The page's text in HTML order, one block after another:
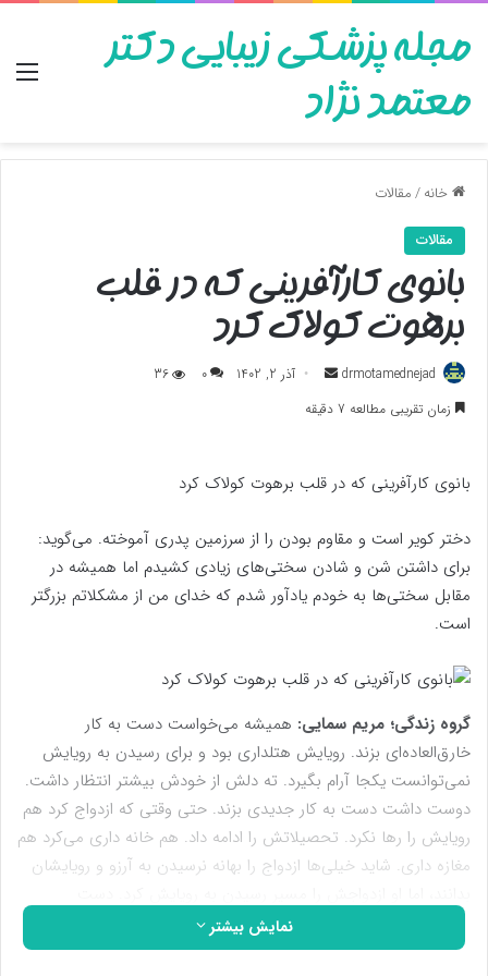
مجله پزشکی زیبایی دکتر
معتمد نژاد
خانه/مقالات
مقالات
بانوی کارآفرینی که در قلب
برهوت کولاک کرد
drmotamednejad
ارسال
به
آذر 2, 1402 0
36
زمان تقریبی مطالعه 7 دقیقه
بانوی کارآفرینی که در قلب برهوت کولاک کرد
دختر کویر است و مقاوم بودن را از سرزمین پدری آموخته. می‌گوید:
برای داشتن شن و شادن سختی‌های زیادی کشیدم اما همیشه در
مقابل سختی‌ها به خودم یادآور شدم که خدای من از مشکلاتم بزرگتر
است.
گروه زندگی؛ مریم سمایی: همیشه می‌خواست دست به کار
خارق‌العاده‌ای بزند. رویایش هتلداری بود و برای رسیدن به رویایش
نمی‌‌توانست یکجا آرام بگیرد. ته دلش از خودش بیشتر انتظار داشت.
دوست داشت دست به کار جدیدی بزند. حتی وقتی که ازدواج کرد هم
رویایش را رها نکرد. تحصیلاتش را ادامه داد. هم خانه داری می‌کرد هم
مغازه داری. شاید خیلی‌ها ازدواج را بهانه نرسیدن به آرزو و رویایشان
همسرش را گرفت و به کویر زدند. تا چشم کار می‌کرد برهوت بود، نه
آب نه برق و نه حتی جاده داشت اما او تصمیمش را گرفته بود و باید
نمایش بیشتر